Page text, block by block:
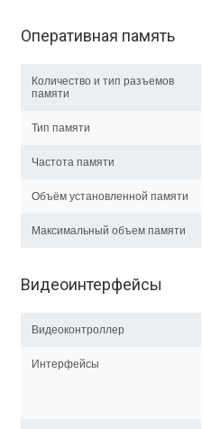
Оперативная память
Количество и тип разъемов
памяти
Тип памяти
Частота памяти
Объём установленной памяти
Максимальный объем памяти
Видеоинтерфейсы
Видеоконтроллер
Интерфейсы